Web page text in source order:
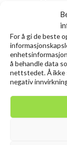
For å gi de beste
å behandle data
nettstedet. Å ikke
negativ
WingLock –
For de som
Genial for
kompis
Kan brukes